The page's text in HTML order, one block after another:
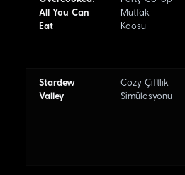
All You Can
Eat
Mutfak
Kaosu
Stardew
Valley
Cozy Çiftlik
Simülasyonu